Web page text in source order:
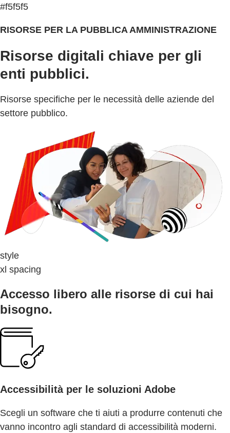
#f5f5f5
RISORSE PER LA PUBBLICA AMMINISTRAZIONE
Risorse digitali chiave per gli
enti pubblici.
Risorse specifiche per le necessità delle aziende del
settore pubblico.
style
xl spacing
Accesso libero alle risorse di cui hai
bisogno.
Accessibilità per le soluzioni Adobe
Scegli un software che ti aiuti a produrre contenuti che
vanno incontro agli standard di accessibilità moderni.